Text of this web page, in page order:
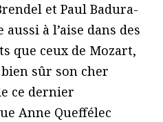
et Paul Badura-
à l’aise dans des
que ceux de Mozart,
bien sûr son cher
ce dernier
Anne Queffélec